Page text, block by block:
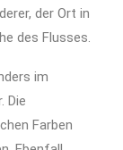
der Ort in
des Flusses.
im
Die
Farben